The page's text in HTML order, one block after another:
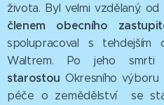
života. Byl velmi vzdělaný,
členem obecního
spolupracoval s tehdejším
Waltrem. Po jeho
starostou Okresního výboru
péče o zemědělství se